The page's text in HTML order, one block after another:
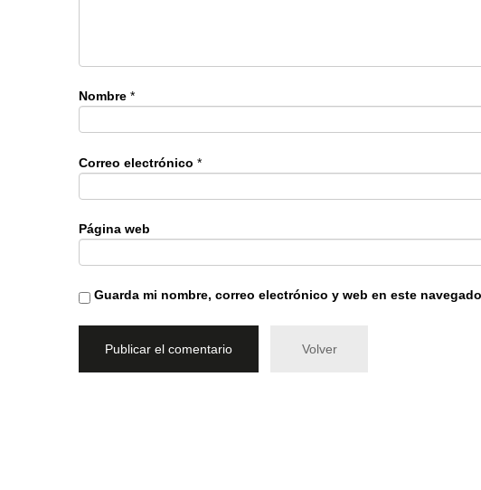
Nombre *
Correo electrónico *
Página web
Guarda mi nombre, correo electrónico y web en este
Volver